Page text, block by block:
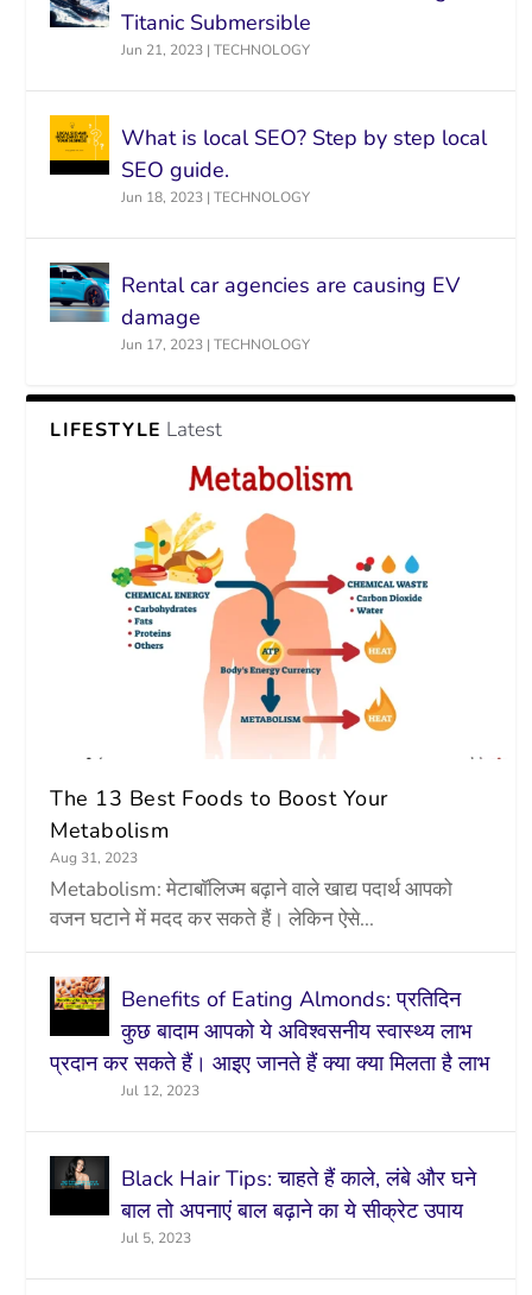
Titanic Submersible
Jun 21, 2023 |TECHNOLOGY
What is local SEO? Step by step local
SEO guide.
Jun 18, 2023 |TECHNOLOGY
Rental car agencies are causing EV
damage
Jun 17, 2023 |TECHNOLOGY
LIFESTYLE Latest
The 13 Best Foods to Boost Your
Metabolism
Aug 31, 2023
Metabolism: मेटाबॉलिज्म बढ़ाने वाले खाद्य पदार्थ आपको
वजन घटाने में मदद कर सकते हैं। लेकिन ऐसे...
Benefits of Eating Almonds: प्रतिदिन
कुछ बादाम आपको ये अविश्वसनीय स्वास्थ्य लाभ
प्रदान कर सकते हैं। आइए जानते हैं क्या क्या मिलता है लाभ
Jul 12, 2023
Black Hair Tips: चाहते हैं काले, लंबे और घने
बाल तो अपनाएं बाल बढ़ाने का ये सीक्रेट उपाय
Jul 5, 2023